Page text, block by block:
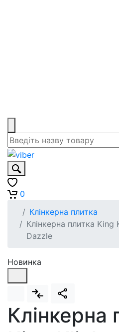
0
Клінкерна плитка
Клінкерна плитка
Dazzle
Новинка
Клінкерна